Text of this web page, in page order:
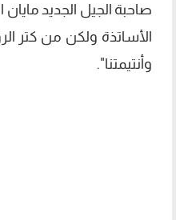
صاحبة الجيل الجديد مايان
الأساتذة ولكن من كتر
وأنتيمتنا".